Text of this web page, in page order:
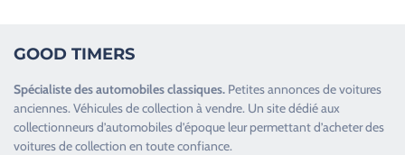
GOOD TIMERS
Spécialiste desautomobiles classiques. Petites annonces devoitures
anciennes.Véhicules de collection à vendre. Un site dédié aux
collectionneurs d’automobiles d’époque leur permettant d’acheter des
voitures de collection en toute confiance.